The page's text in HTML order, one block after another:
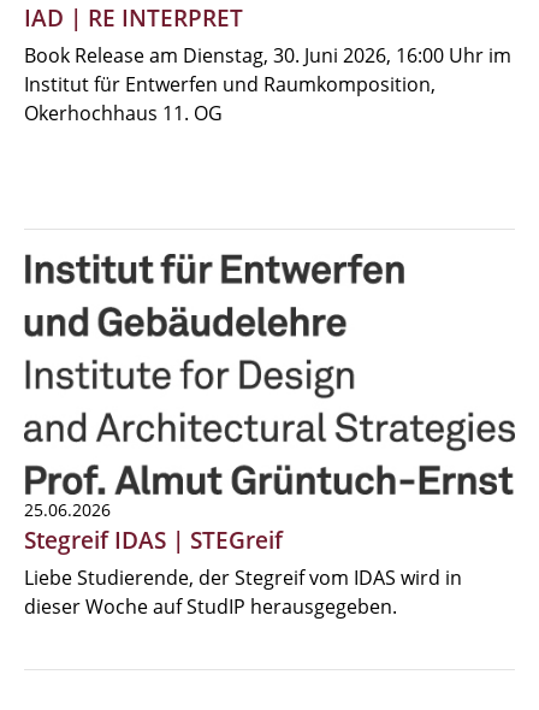
IAD | RE INTERPRET
Book Release am Dienstag, 30. Juni 2026, 16:00 Uhr im
Institut für Entwerfen und Raumkomposition,
Okerhochhaus 11. OG
25.06.2026
Stegreif IDAS | STEGreif
Liebe Studierende, der Stegreif vom IDAS wird in
dieser Woche auf StudIP herausgegeben.